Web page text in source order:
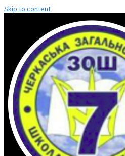
Skip to content